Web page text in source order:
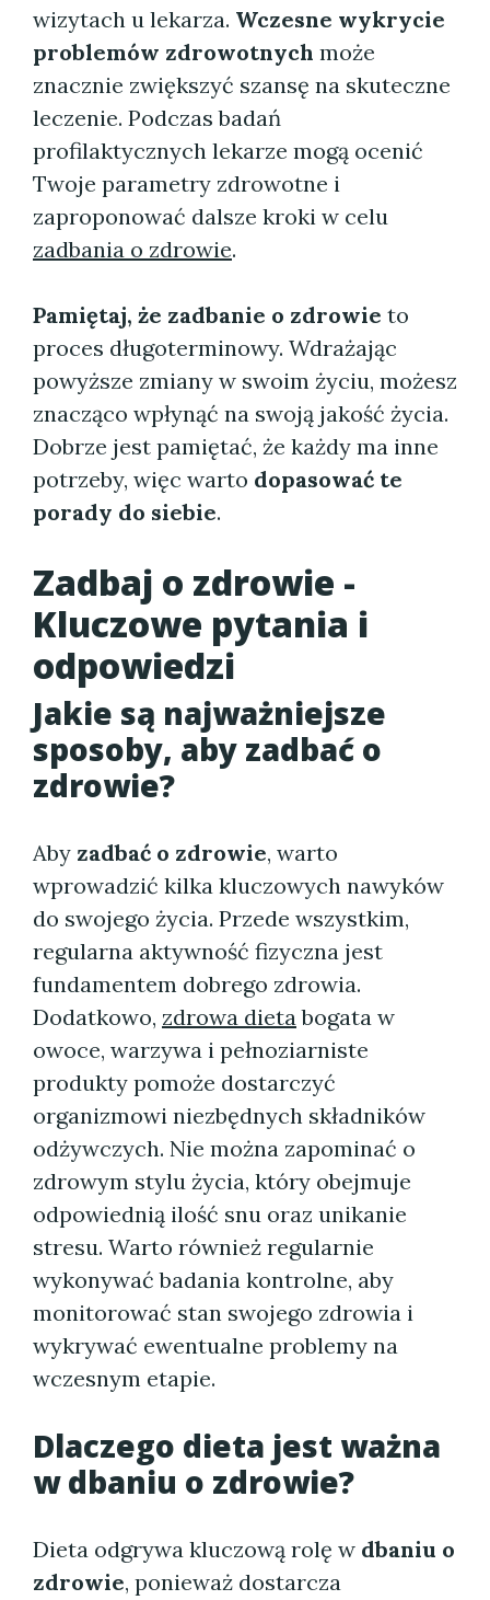
wizytach u lekarza. Wczesne wykrycie
problemów zdrowotnych może
znacznie zwiększyć szansę na skuteczne
leczenie. Podczas badań
profilaktycznych lekarze mogą ocenić
Twoje parametry zdrowotne i
zaproponować dalsze kroki w celu
zadbania o zdrowie.
Pamiętaj, że zadbanie o zdrowie to
proces długoterminowy. Wdrażając
powyższe zmiany w swoim życiu, możesz
znacząco wpłynąć na swoją jakość życia.
Dobrze jest pamiętać, że każdy ma inne
potrzeby, więc warto dopasować te
porady do siebie.
Zadbaj o zdrowie -
Kluczowe pytania i
odpowiedzi
Jakie są najważniejsze
sposoby, aby zadbać o
zdrowie?
Aby zadbać o zdrowie, warto
wprowadzić kilka kluczowych nawyków
do swojego życia. Przede wszystkim,
regularna aktywność fizyczna jest
fundamentem dobrego zdrowia.
Dodatkowo, zdrowa dietabogata w
owoce, warzywa i pełnoziarniste
produkty pomoże dostarczyć
organizmowi niezbędnych składników
odżywczych. Nie można zapominać o
zdrowym stylu życia, który obejmuje
odpowiednią ilość snu oraz unikanie
stresu. Warto również regularnie
wykonywać badania kontrolne, aby
monitorować stan swojego zdrowia i
wykrywać ewentualne problemy na
wczesnym etapie.
Dlaczego dieta jest ważna
w dbaniu o zdrowie?
Dieta odgrywa kluczową rolę w dbaniu o
zdrowie, ponieważ dostarcza